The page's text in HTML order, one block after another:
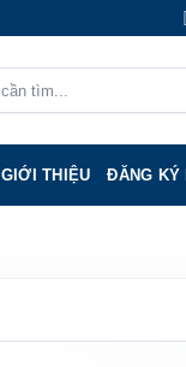
GIỚI THIỆU ĐĂNG